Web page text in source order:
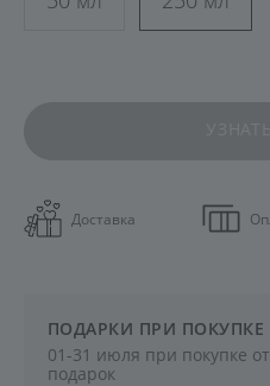
Доставка
ПОДАРКИ ПРИ ПОКУПКЕ
01-31 июля при покупке
подарок